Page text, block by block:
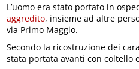
L’uomo era stato portato in
aggredito, insieme ad altre
via Primo Maggio.
Secondo la ricostruzione dei
stata portata avanti con coltello